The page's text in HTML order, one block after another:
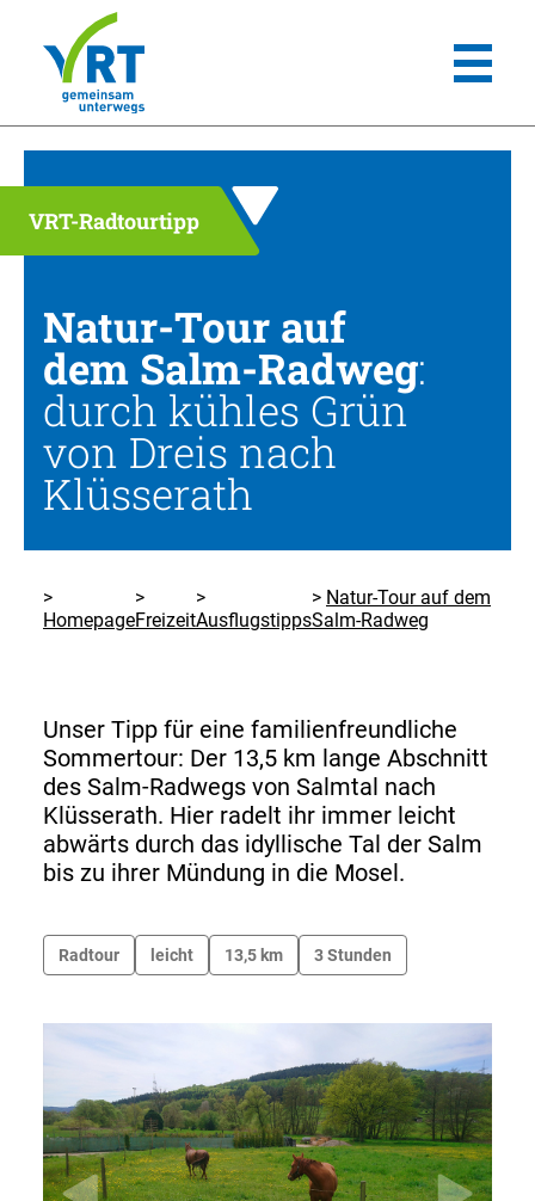
VRT-Radtourtipp
Natur-Tour auf
dem Salm-Radweg:
durch kühles Grün
von Dreis nach
Klüsserath
HomepageFreizeitAusflugstipps
Natur-Tour auf dem
Salm-Radweg
Unser Tipp für eine familienfreundliche
Sommertour: Der 13,5 km lange Abschnitt
des Salm-Radwegs von Salmtal nach
Klüsserath. Hier radelt ihr immer leicht
abwärts durch das idyllische Tal der Salm
bis zu ihrer Mündung in die Mosel.
Radtour leicht 13,5 km 3 Stunden